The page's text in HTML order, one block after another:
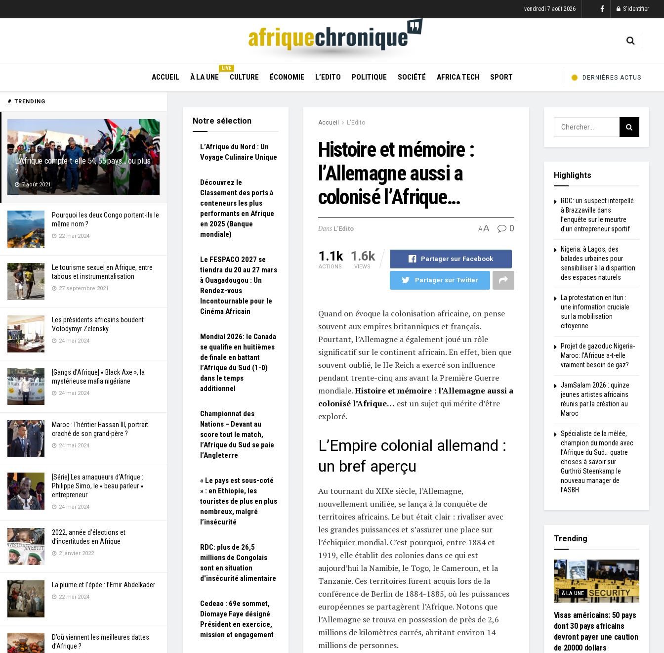
TRENDING
L’Afrique compte-t-elle 54, 55 pays… ou plus
?
7 août 2021
Pourquoi les deux Congo portent-ils le
même nom ?
22 mai 2024
Le tourisme sexuel en Afrique, entre
tabous et instrumentalisation
27 septembre 2021
Les présidents africains boudent
Volodymyr Zelensky
24 mai 2024
[Gangs d’Afrique] « Black Axe », la
mystérieuse mafia nigériane
24 mai 2024
Maroc : l’héritier Hassan III, portrait
craché de son grand-père ?
24 mai 2024
[Série] Les arnaqueurs d’Afrique :
Philippe Simo, le « beau parleur »
entrepreneur
24 mai 2024
2022, année d’élections et
d’incertitudes en Afrique
2 janvier 2022
La plume et l’épée : l’Emir Abdelkader
22 mai 2024
D’où viennent les meilleures dattes
d’Afrique ?
vendredi 7 août 2026 S'identifier
ACCUEIL À LA UNE
LIVE
CULTURE ÉCONOMIE L’EDITO POLITIQUE SOCIÉTÉ AFRICA TECH SPORT DERNIÈRES ACTUS
Accueil L'Edito
Histoire et mémoire :
l’Allemagne aussi a
colonisé l’Afrique…
Dans L'Edito AA 0
1.1k
ACTIONS
1.6k
VIEWS
Partager sur Facebook
Partager sur Twitter
Quand on évoque la colonisation africaine, on pense
souvent aux empires britanniques et français.
Pourtant, l’Allemagne a également joué un rôle
significatif sur le continent africain. En effet, bien que
souvent oublié, le IIe Reich a exercé son influence
pendant trente-cinq ans avant la Première Guerre
mondiale.Histoire et mémoire : l’Allemagne aussi a
colonisé l’Afrique… est un sujet qui mérite d’être
exploré.
L’Empire colonial allemand :
un bref aperçu
Au tournant du XIXe siècle, l’Allemagne,
nouvellement unifiée, se lança à la conquête de
territoires africains. Le but était clair : rivaliser avec
les grandes puissances et s’assurer une place sur
l’échiquier mondial. C’est pourquoi, entre 1884 et
1919, elle établit des colonies dans ce qui est
aujourd’hui la Namibie, le Togo, le Cameroun, et la
Tanzanie. Ces territoires furent acquis lors de la
conférence de Berlin de 1884-1885, où les puissances
européennes se partagèrent l’Afrique. Notons que
l’Allemagne se trouva en possession de près de 2,6
millions de kilomètres carrés, abritant environ 14
millions de personnes.
Notre sélection
L’Afrique du Nord : Un
Voyage Culinaire Unique
Découvrez le
Classement des ports à
conteneurs les plus
performants en Afrique
en 2025 (Banque
mondiale)
Le FESPACO 2027 se
tiendra du 20 au 27 mars
à Ouagadougou : Un
Rendez-vous
Incontournable pour le
Cinéma Africain
Mondial 2026: le Canada
se qualifie en huitièmes
de finale en battant
l’Afrique du Sud (1-0)
dans le temps
additionnel
Championnat des
Nations – Devant au
score tout le match,
l’Afrique du Sud se paie
l’Angleterre
« Le pays est sous-coté
» : en Ethiopie, les
touristes de plus en plus
nombreux, malgré
l’insécurité
RDC: plus de 26,5
millions de Congolais
sont en situation
d'insécurité alimentaire
Cedeao : 69e sommet,
Diomaye Faye désigné
Président en exercice,
mission et engagement
Highlights
RDC: un suspect interpellé
à Brazzaville dans
l’enquête sur le meurtre
d'un entrepreneur sportif
Nigeria: à Lagos, des
balades urbaines pour
sensibiliser à la disparition
des espaces naturels
La protestation en Ituri :
une information cruciale
sur la mobilisation
citoyenne
Projet de gazoduc Nigeria-
Maroc: l'Afrique a-t-elle
vraiment besoin de gaz?
JamSalam 2026 : quinze
jeunes artistes africains
réunis par la création au
Maroc
Spécialiste de la mêlée,
champion du monde avec
l’Afrique du Sud… quatre
choses à savoir sur
Gurthrö Steenkamp le
nouveau manager de
l’ASBH
Trending
À LA UNE
Visas américains: 50 pays
dont 30 pays africains
devront payer une caution
de 20000 dollars